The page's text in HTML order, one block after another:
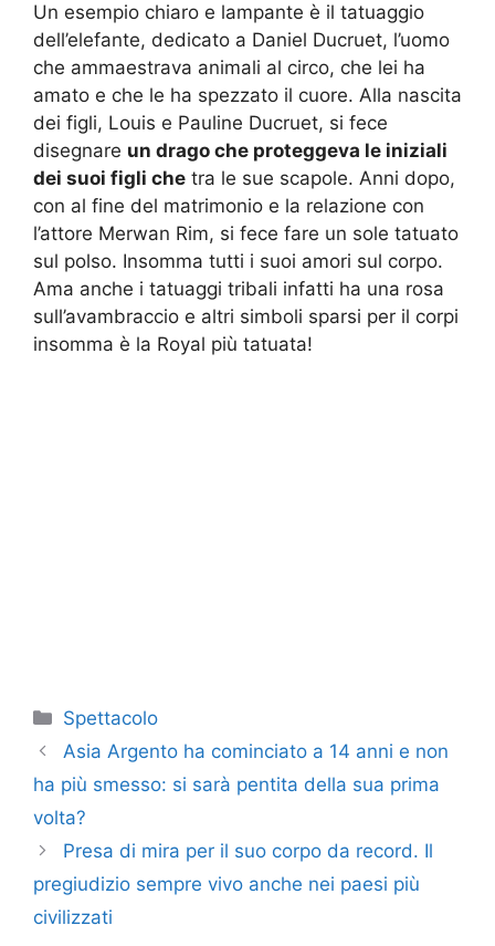
Un esempio chiaro e lampante è il tatuaggio
dell’elefante, dedicato a Daniel Ducruet, l’uomo
che ammaestrava animali al circo, che lei ha
amato e che le ha spezzato il cuore. Alla nascita
dei figli, Louis e Pauline Ducruet, si fece
disegnare un drago che proteggeva le iniziali
dei suoi figli che tra le sue scapole. Anni dopo,
con al fine del matrimonio e la relazione con
l’attore Merwan Rim, si fece fare un sole tatuato
sul polso. Insomma tutti i suoi amori sul corpo.
Ama anche i tatuaggi tribali infatti ha una rosa
sull’avambraccio e altri simboli sparsi per il corpi
insomma è la Royal più tatuata!
Categorie
Spettacolo
Asia Argento ha cominciato a 14 anni e non
ha più smesso: si sarà pentita della sua prima
volta?
Presa di mira per il suo corpo da record. Il
pregiudizio sempre vivo anche nei paesi più
civilizzati